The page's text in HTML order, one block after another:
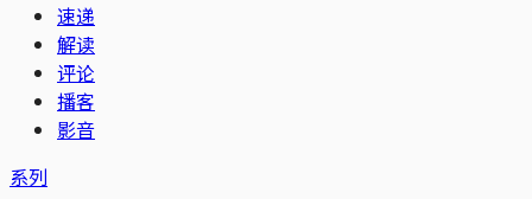
速递
解读
评论
播客
影音
系列